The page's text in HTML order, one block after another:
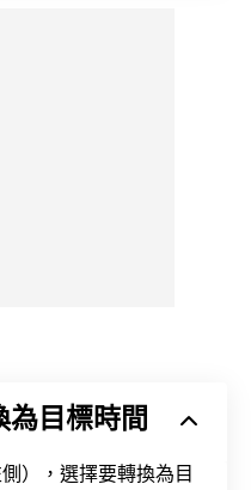
為目標時間
），選擇要轉換為目